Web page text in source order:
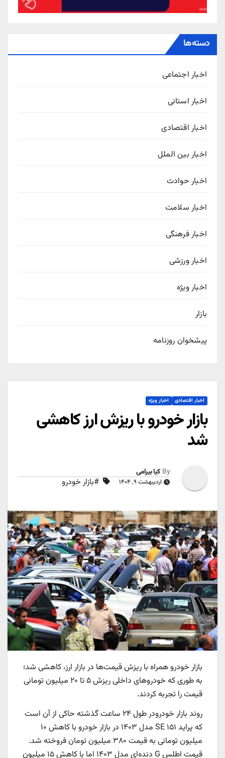
دسته‌ها
اخبار اجتماعی
اخبار استانی
اخبار اقتصادی
اخبار بین الملل
اخبار حوادث
اخبار سلامت
اخبار فرهنگی
اخبار ورزشی
اخبار ویژه
بازار
پیشخوان روزنامه
اخبار اقتصادی اخبار ویژه
بازار خودرو با ریزش ارز کاهشی
شد
By کیا بیرامی
اردیبهشت ۹, ۱۴۰۴ #بازار خودرو
بازار خودرو همراه با ریزش قیمت‌ها در بازار ارز، کاهشی شد؛
به طوری که خودروهای داخلی ریزش ۵ تا ۲۰ میلیون تومانی
قیمت را تجربه کردند.
روند بازار خودرودر طول ۲۴ ساعت گذشته حاکی از آن است
که پراید ۱۵۱ SE مدل ۱۴۰۳ در بازار خودرو با کاهش ۱۰
میلیون تومانی به قیمت ۳۸۰ میلیون تومان فروخته شد.
قیمت اطلس G دنده‌ای مدل ۱۴۰۳ اما با کاهش ۱۵ میلیون